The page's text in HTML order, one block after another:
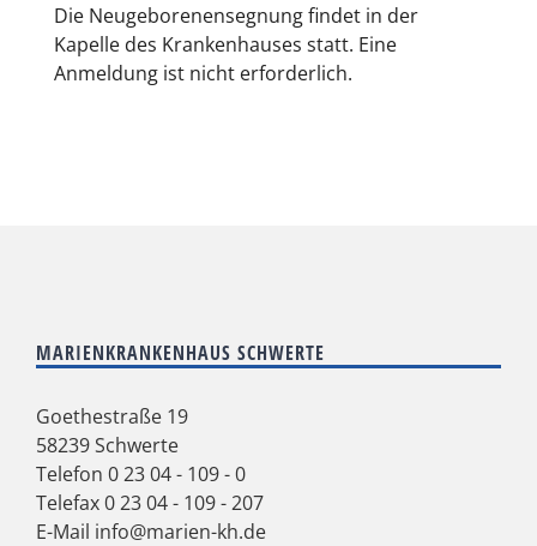
Die Neugeborenensegnung findet in der
Kapelle des Krankenhauses statt. Eine
Anmeldung ist nicht erforderlich.
MARIENKRANKENHAUS SCHWERTE
Goethestraße 19
58239 Schwerte
Telefon 0 23 04 - 109 - 0
Telefax 0 23 04 - 109 - 207
E-Mail info@marien-kh.de